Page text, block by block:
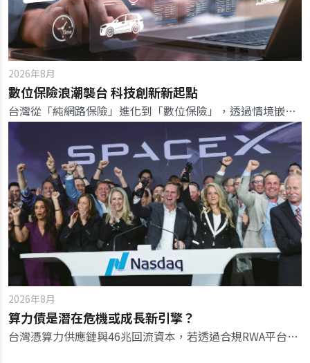
2026年8月
數位保險浪潮襲台 科技創新新起點
台灣從「純網路保險」進化到「數位保險」，透過情境嵌入自動生效，翻轉傳統人找保險的銷售模式與監理思維。
2026年8月
算力債是潛在危機或成長新引擎？
台灣憑算力供應鏈與46兆回流資本，若透過合規RWA平台進行鏈上融資，有機會將算力代工翻身為金融金流軸心。